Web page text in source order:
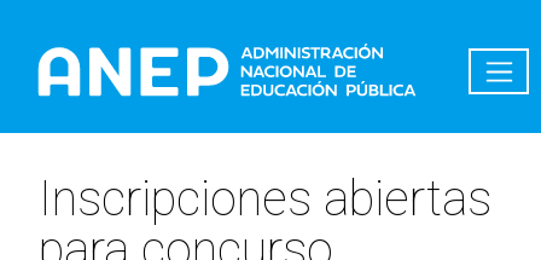
Inscripciones abiertas